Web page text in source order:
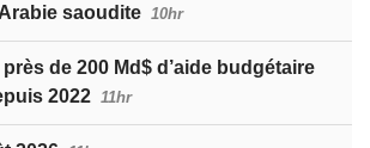
saoudite 10hr
près de 200 Md$ d’aide budgétaire
2022 11hr